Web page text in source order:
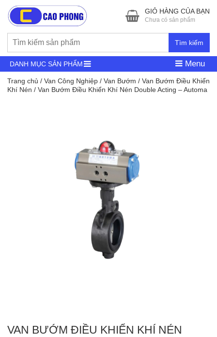
Tìm kiếm
GIỎ HÀNG CỦA BẠN
Chưa có sản phẩm
DANH MỤC SẢN PHẨM Menu
Trang chủ / Van Công Nghiệp / Van Bướm / Van Bướm Điều Khiển
Khí Nén / Van Bướm Điều Khiển Khí Nén Double Acting – Automa
VAN BƯỚM ĐIỀU KHIỂN KHÍ NÉN